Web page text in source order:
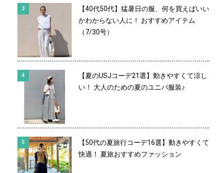
【40代50代】猛暑日の服、何を買えばいい
かわからない人に！ おすすめアイテム
（7/30号）
【夏のUSJコーデ21選】動きやすくて涼し
い！ 大人のための夏のユニバ服装♪
【50代の夏旅行コーデ16選】動きやすくて
快適！ 夏旅おすすめファッション